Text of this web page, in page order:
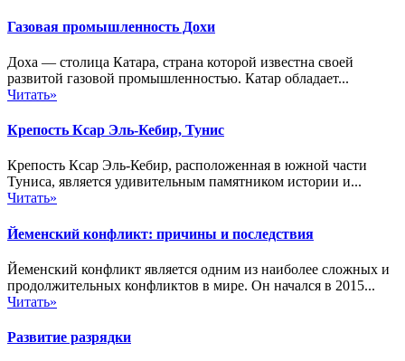
Газовая промышленность Дохи
Доха — столица Катара, страна которой известна своей
развитой газовой промышленностью. Катар обладает...
Читать»
Крепость Ксар Эль-Кебир, Тунис
Крепость Ксар Эль-Кебир, расположенная в южной части
Туниса, является удивительным памятником истории и...
Читать»
Йеменский конфликт: причины и последствия
Йеменский конфликт является одним из наиболее сложных и
продолжительных конфликтов в мире. Он начался в 2015...
Читать»
Развитие разрядки